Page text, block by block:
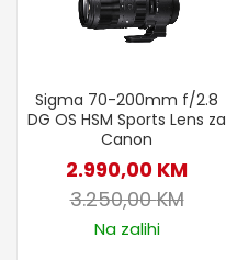
Sigma 70-200mm f/2.8
DG OS HSM Sports Lens za
Canon
2.990,00 KM
3.250,00KM
Na zalihi